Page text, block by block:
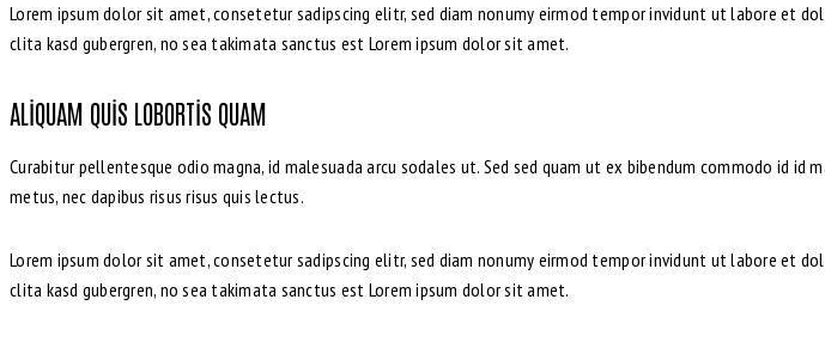
Lorem ipsum dolor sit amet, consetetur sadipscing elitr, sed diam nonumy eirmod tempor invidunt ut labore et
clita kasd gubergren, no sea takimata sanctus est Lorem ipsum dolor sit amet.
ALIQUAM QUIS LOBORTIS QUAM
Curabitur pellentesque odio magna, id malesuada arcu sodales ut. Sed sed quam ut ex bibendum commodo id
metus, nec dapibus risus risus quis lectus.
Lorem ipsum dolor sit amet, consetetur sadipscing elitr, sed diam nonumy eirmod tempor invidunt ut labore et
clita kasd gubergren, no sea takimata sanctus est Lorem ipsum dolor sit amet.